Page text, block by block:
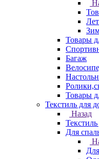
Товары
Багаж
Товары
Текстиль для
Назад
Для